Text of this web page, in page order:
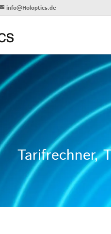
info@Holoptics.de
Tarifrechner,